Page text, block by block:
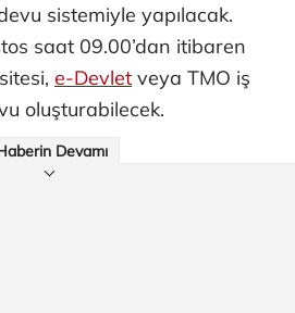
sistemiyle yapılacak.
saat 09.00’dan itibaren
e-Devlet veya TMO iş
oluşturabilecek.
Devamı